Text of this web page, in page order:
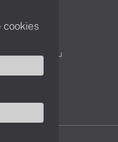
tovaru
do servisu
cookies